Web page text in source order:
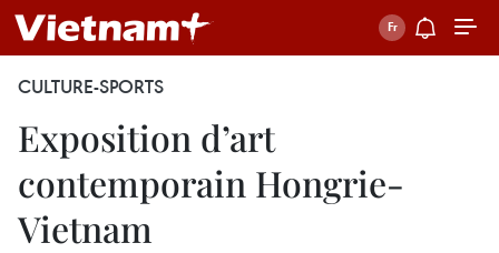
CULTURE-SPORTS
Exposition d’art
contemporain Hongrie-
Vietnam